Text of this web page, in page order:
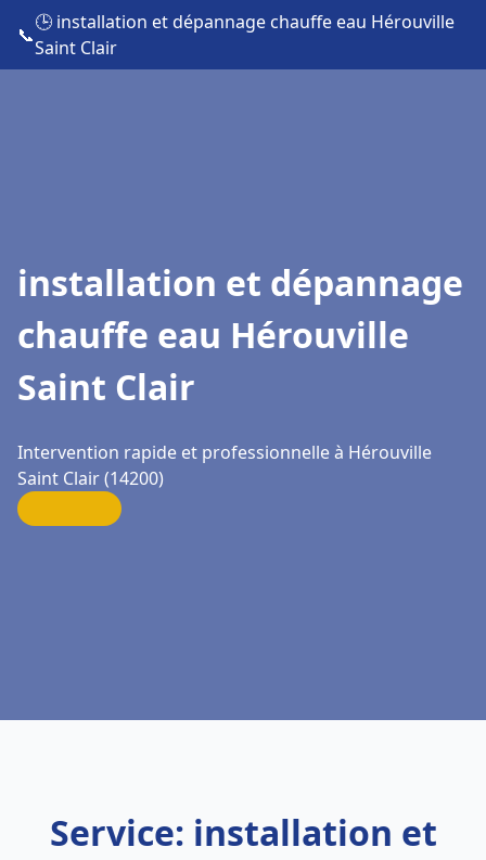
📞
🕒 installation et dépannage chauffe eau Hérouville
Saint Clair
installation et dépannage
chauffe eau Hérouville
Saint Clair
Intervention rapide et professionnelle à Hérouville
Saint Clair (14200)
Service: installation et